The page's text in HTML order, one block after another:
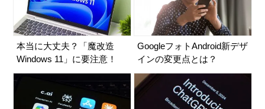
本当に大丈夫？「魔改造
Windows 11」に要注意！
GoogleフォトAndroid新デザ
インの変更点とは？